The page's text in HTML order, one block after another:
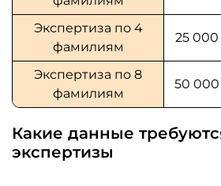
Экспертиза по 4
фамилиям
25 000
Экспертиза по 8
фамилиям
50 000
Какие данные
экспертизы